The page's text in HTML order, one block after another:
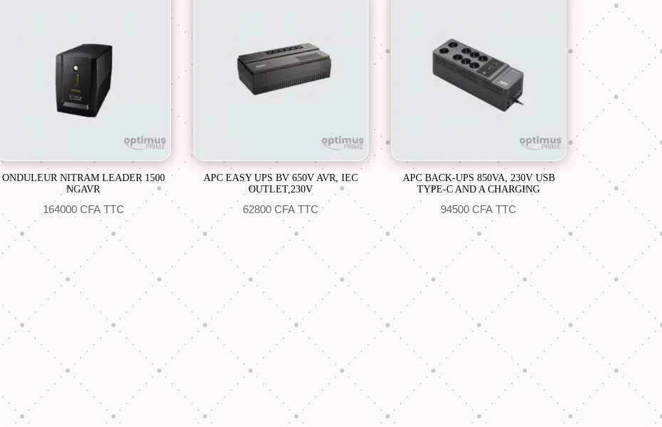
ONDULEUR NITRAM LEADER 1500
NGAVR
164000 CFA TTC
APC EASY UPS BV 650V AVR, IEC
OUTLET,230V
62800CFA TTC
APC BACK-UPS 850VA, 230V USB
TYPE-C AND A CHARGING
94500CFA TTC